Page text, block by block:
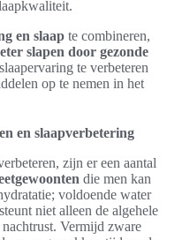
en slaap te combineren,
slapen door gezonde
te verbeteren
op te nemen in het
en slaapverbetering
zijn er een aantal
die men kan
voldoende water
niet alleen de algehele
Vermijd zware